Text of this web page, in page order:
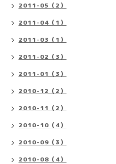
2011-05（2）
2011-04（1）
2011-03（1）
2011-02（3）
2011-01（3）
2010-12（2）
2010-11（2）
2010-10（4）
2010-09（3）
2010-08（4）